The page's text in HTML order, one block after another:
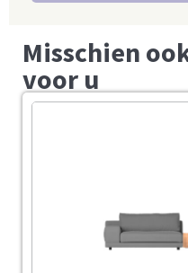
Misschien
voor u